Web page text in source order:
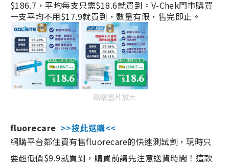
$186.7，平均每支只需$18.6就買到。V-Chek門市購買
一支平均不用$17.9就買到，數量有限，售完即止。
點擊圖片放大
fluorecare >>按此選購<<
網購平台鄰住買有售fluorecare的快速測試劑，現時只
要超低價$9.9就買到，購買前請先注意送貨時間！這款